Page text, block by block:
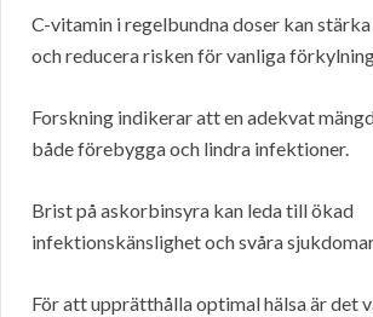
C-vitamin i regelbundna doser kan
och reducera risken för vanliga
Forskning indikerar att en adekvat
både förebygga och lindra infektioner.
Brist på askorbinsyra kan leda till ökad
infektionskänslighet och svåra
För att upprätthålla optimal hälsa är det